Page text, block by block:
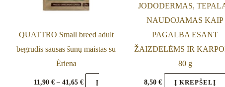
QUATTRO Small breed adult
begrūdis sausas šunų maistas su
Ėriena
11,90 € – 41,65 €
Į
be
on
the
JODODERMAS,
NAUDOJAMAS KAIP
PAGALBA ESANT
ŽAIZDELĖMS IR
80 g
8,50 € Į KREPŠELĮ